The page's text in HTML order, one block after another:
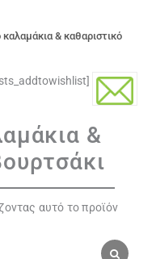
& καθαριστικό
&
αυτό το προϊόν